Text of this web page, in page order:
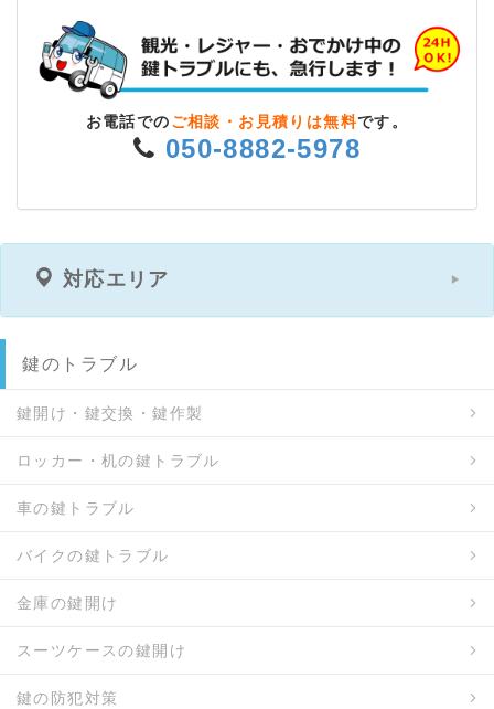
お電話での ご相談・お見積りは無料です。
050-8882-5978
対応エリア
鍵のトラブル
鍵開け・鍵交換・鍵作製
ロッカー・机の鍵トラブル
車の鍵トラブル
バイクの鍵トラブル
金庫の鍵開け
スーツケースの鍵開け
鍵の防犯対策